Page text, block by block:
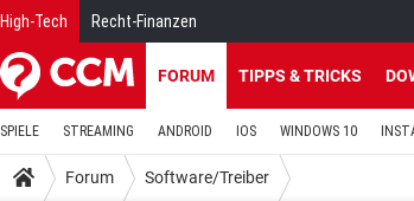
High-Tech Recht-Finanzen
FORUM TIPPS & TRICKS
SPIELE STREAMING ANDROID IOS WINDOWS 10
Forum Software/Treiber